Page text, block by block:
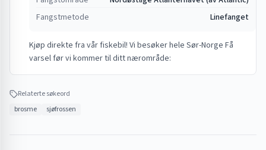
Fangstmetode
Linefanget
Kjøp direkte fra vår fiskebil! Vi besøker hele Sør-Norge Få
varsel før vi kommer til ditt nærområde:
Relaterte søkeord
brosme
sjøfrossen